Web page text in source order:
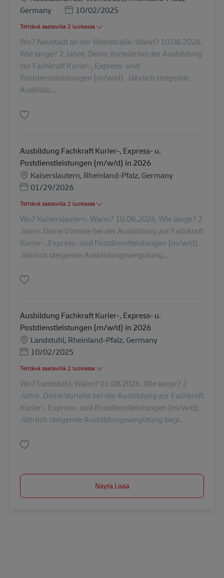
Germany
Posted Date
10/02/2025
Tehtävä saatavilla 2 luokassa
Wo? Neustadt an der Weinstraße. Wann? 10.08.2026.
Wie lange? 2 Jahre. Deine Vorteile bei der Ausbildung
zur Fachkraft Kurier-, Express- und
Postdienstleistungen (m/w/d). Jährlich steigende
Ausbildu...
Ausbildung Fachkraft Kurier-, Express- u.
Postdienstleistungen (m/w/d) in 2026
SijaintiKaiserslautern, Rheinland-Pfalz, Germany
Posted Date
01/29/2026
Tehtävä saatavilla 2 luokassa
Wo? Kaiserslautern. Wann? 10.08.2026. Wie lange? 2
Jahre. Deine Vorteile bei der Ausbildung zur Fachkraft
Kurier-, Express- und Postdienstleistungen (m/w/d).
Jährlich steigende Ausbildungsvergütung...
Ausbildung Fachkraft Kurier-, Express- u.
Postdienstleistungen (m/w/d) in 2026
SijaintiLandstuhl, Rheinland-Pfalz, Germany
Posted Date
10/02/2025
Tehtävä saatavilla 2 luokassa
Wo? Landstuhl. Wann? 01.08.2026. Wie lange? 2
Jahre. Deine Vorteile bei der Ausbildung zur Fachkraft
Kurier-, Express- und Postdienstleistungen (m/w/d).
Jährlich steigende Ausbildungsvergütung begi...
Näytä Lisää